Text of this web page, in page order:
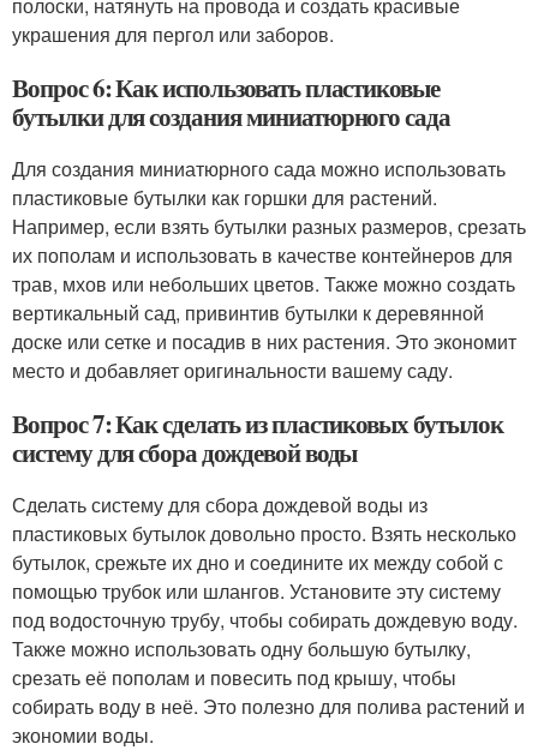
украшения для пергол или заборов.
Вопрос 6: Как использовать пластиковые
бутылки для создания миниатюрного сада
Для создания миниатюрного сада можно использовать
пластиковые бутылки как горшки для растений.
Например, если взять бутылки разных размеров, срезать
их пополам и использовать в качестве контейнеров для
трав, мхов или небольших цветов. Также можно создать
вертикальный сад, привинтив бутылки к деревянной
доске или сетке и посадив в них растения. Это экономит
место и добавляет оригинальности вашему саду.
Вопрос 7: Как сделать из пластиковых бутылок
систему для сбора дождевой воды
Сделать систему для сбора дождевой воды из
пластиковых бутылок довольно просто. Взять несколько
бутылок, срежьте их дно и соедините их между собой с
помощью трубок или шлангов. Установите эту систему
под водосточную трубу, чтобы собирать дождевую воду.
Также можно использовать одну большую бутылку,
срезать её пополам и повесить под крышу, чтобы
собирать воду в неё. Это полезно для полива растений и
экономии воды.